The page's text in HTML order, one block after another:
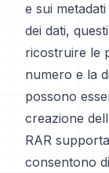
e sui
dei dati,
ricostruire le
numero e la
possono
creazione
RAR
consentono